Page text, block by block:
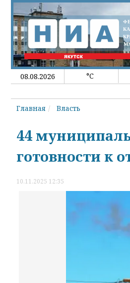
08.08.2026 °C
Главная
Власть
44
готовности к
10.11.2025 12:35